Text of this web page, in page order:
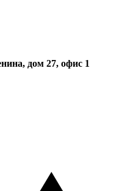
дом 27, офис 1